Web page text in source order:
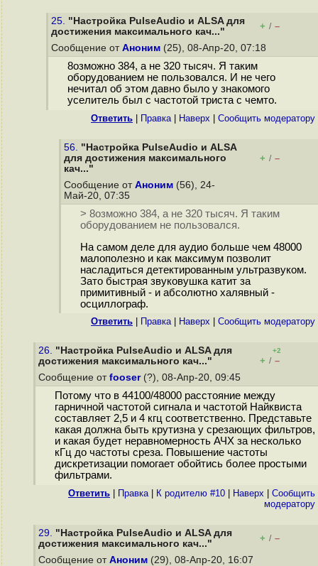
25. "Настройка PulseAudio и ALSA для
достижения максимального кач..."
+ / –
Сообщение от Аноним (25), 08-Апр-20, 07:18
8озможно 384, а не 320 тысяч. Я таким
оборудованием не пользовался. И не чего
нечитал об этом давно было у знакомого
уселитель был с частотой триста с чемто.
Ответить Правка| Наверх Cообщить модератору
56. "Настройка PulseAudio и ALSA
для достижения максимального
кач..."
+ / –
Сообщение от Аноним (56), 24-
Май-20, 07:35
> 8озможно 384, а не 320 тысяч. Я таким
оборудованием не пользовался.
На самом деле для аудио больше чем 48000
малополезно и как максимум позволит
насладиться детектированным ультразвуком.
Зато быстрая звуковушка катит за
примитивный - и абсолютно халявный -
осциллограф.
Ответить Правка| Наверх Cообщить модератору
26. "Настройка PulseAudio и ALSA для
достижения максимального кач..."
+2
+ / –
Сообщение от fooser(?), 08-Апр-20, 09:45
Потому что в 44100/48000 расстояние между
гарничной частотой сигнала и частотой Найквиста
составляет 2,5 и 4 кгц соответственно. Представьте
какая должна быть крутизна у срезающих фильтров,
и какая будет неравномерность АЧХ за несколько
кГц до частоты среза. Повышение частоты
дискретизации помогает обойтись более простыми
фильтрами.
Ответить Правка| К родителю #10 Наверх
Cообщить
модератору
29. "Настройка PulseAudio и ALSA для
достижения максимального кач..."
+ / –
Сообщение от Аноним (29), 08-Апр-20, 16:07